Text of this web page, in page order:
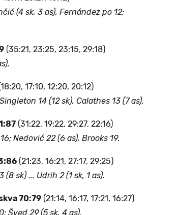
(4 sk, 3 as), Fernández po 12;
(35:21, 23:25, 23:15, 29:18)
17:10, 12:20, 20:12)
14 (12 sk), Calathes 13 (7 as).
(31:22, 19:22, 29:27, 22:16)
Nedović 22 (6 as), Brooks 19.
(21:23, 16:21, 27:17, 29:25)
(8 sk) ... Udrih 2 (1 sk, 1 as).
70:79 (21:14, 16:17, 17:21, 16:27)
Šved 29 (5 sk, 4 as).